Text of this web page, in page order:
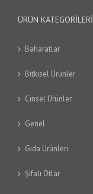
ÜRÜN KATEGORILERI
Baharatlar
Bitkisel Ürünler
Cinsel Ürünler
Genel
Gıda Ürünleri
Şifalı Otlar